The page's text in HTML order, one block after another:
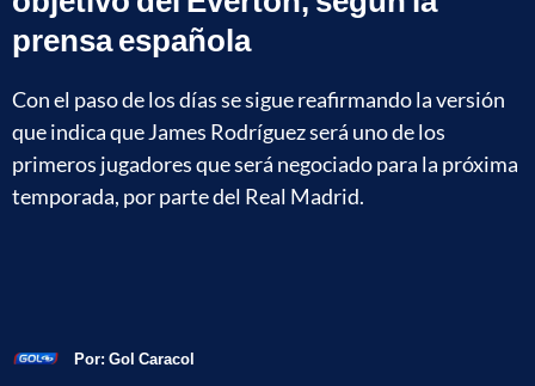
prensa española
Con el paso de los días se sigue reafirmando la versión
que indica que James Rodríguez será uno de los
primeros jugadores que será negociado para la próxima
temporada, por parte del Real Madrid.
Por: Gol Caracol